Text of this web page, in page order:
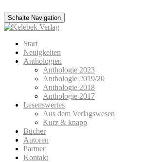
Schalte Navigation
Zum
Inhalt
springen
Start
Neuigkeiten
Anthologien
Anthologie 2023
Anthologie 2019/20
Anthologie 2018
Anthologie 2017
Lesenswertes
Aus dem Verlagswesen
Kurz & knapp
Bücher
Autoren
Partner
Kontakt